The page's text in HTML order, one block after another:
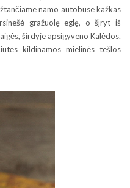
namo autobuse kažkas
gražuolę eglę, o šįryt iš
širdyje apsigyveno Kalėdos.
kildinamos mielinės tešlos